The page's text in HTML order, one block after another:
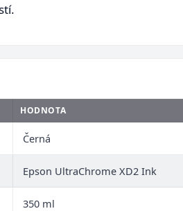
HODNOTA
Černá
Epson UltraChrome XD2 Ink
350 ml